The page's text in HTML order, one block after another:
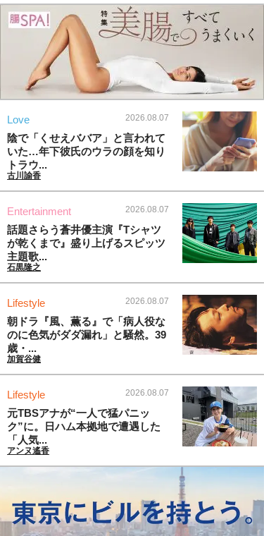
Love 2026.08.07
陰で「くせえババア」と言われて
いた…年下彼氏のウラの顔を知り
トラウ...
古川諭香
Entertainment 2026.08.07
話題さらう蒼井優主演『Tシャツ
が乾くまで』盛り上げるスピッツ
主題歌...
石黒隆之
Lifestyle 2026.08.07
朝ドラ『風、薫る』で「病人役な
のに色気がダダ漏れ」と騒然。39
歳・...
加賀谷健
Lifestyle 2026.08.07
元TBSアナが“一人で猛パニッ
ク”に。日ハム本拠地で遭遇した
「人気...
アンヌ遙香